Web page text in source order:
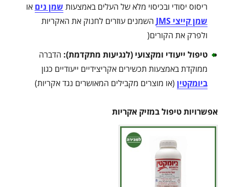
ריסוס יסודי ובכיסוי מלא של העלים באמצעות שמן נים או
שמן קייצי JMS
השמנים עוזרים לחנוק את האקריות
ולפרק את הקורים(
טיפול ייעודי ומקצועי (לנגיעות מתקדמת): הדברה
ממוקדת באמצעות תכשירים אקריצידיים ייעודיים כגון
ביומקטין (או מוצרים מקבילים המאושרים נגד אקריות)
אפשרויות טיפול במזיק אקריות